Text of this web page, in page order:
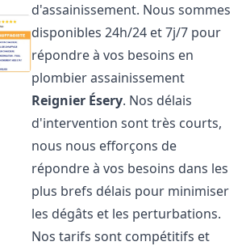
d'assainissement. Nous sommes
disponibles 24h/24 et 7j/7 pour
répondre à vos besoins en
plombier assainissement
Reignier Ésery. Nos délais
d'intervention sont très courts,
nous nous efforçons de
répondre à vos besoins dans les
plus brefs délais pour minimiser
les dégâts et les perturbations.
Nos tarifs sont compétitifs et